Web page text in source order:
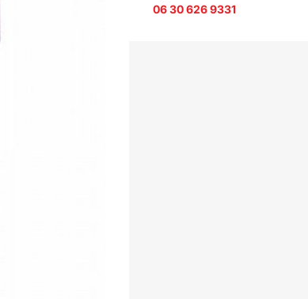
06 30 626 9331